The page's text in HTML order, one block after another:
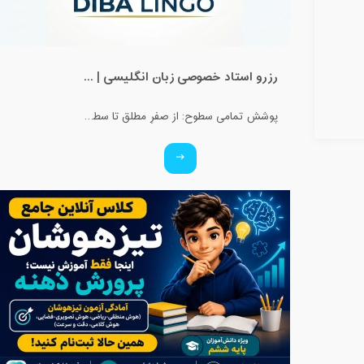
رزرو استاد خصوصی زبان انگلیسی | کلاس یک‌نفره با زهرا اسفندیاری + مشاوره رایگان
پوشش تمامی سطوح: از صفرِ مطلق تا سطوح پیشرفته و آمادگی آزمون‌ها. ✅ ویژه تمامی پایه‌ها: کلاس‌های اختصاصی برای کودکان، نوجوانان و بزرگسالان. ✅ بستر آموزشی حرفه‌ای: برگزاری کلاس‌ها در محیط تعاملی اسکای‌روم (Skyroom) و بیگ‌بلو‌باتن (BBB) (بدون نیاز به نصب برنامه و با محیطی کاملاً فارسی و ساده). ✅ تضمین کیفیت: مدرس دوره، کارشناس آموزش زبان انگلیسی و متخصص متدهای نوین تدریس. ✅ قیمت استثنایی: هدف ما عدالت آموزشیه، پس با کمترین هزینه، بهترین کیفیت رو تجربه کنید!